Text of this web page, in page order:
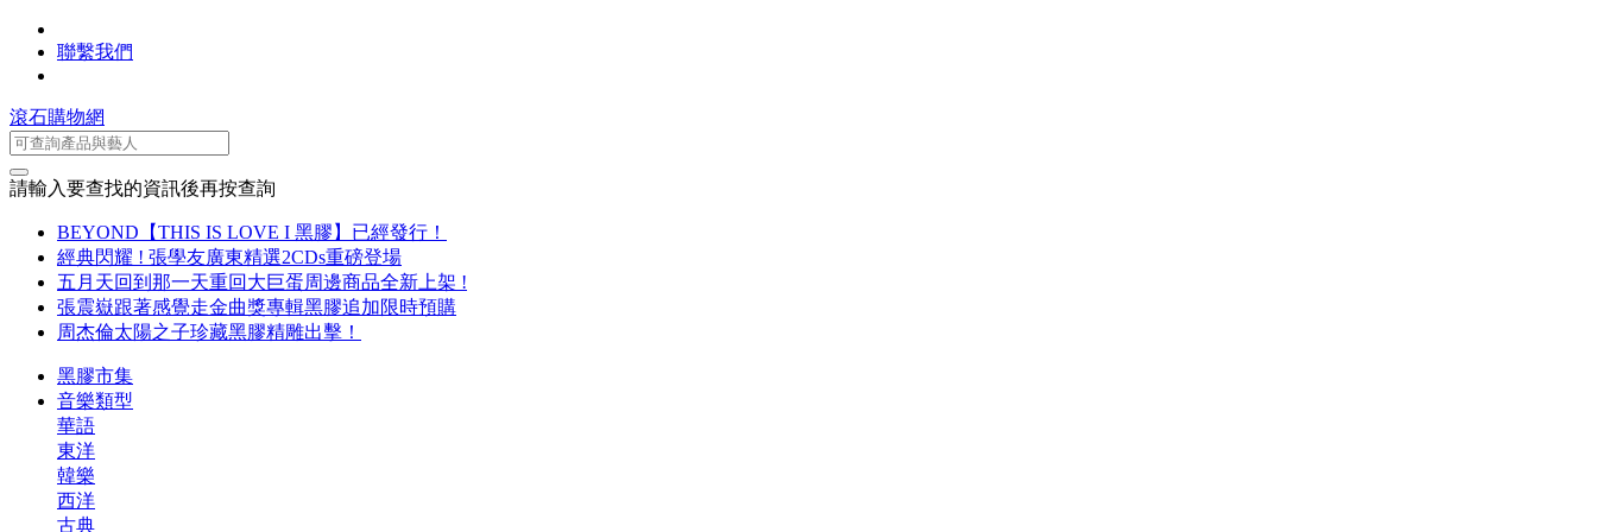
聯繫我們
滾石購物網
請輸入要查找的資訊後再按查詢
BEYOND【THIS IS LOVE I 黑膠】已經發行！
經典閃耀 ! 張學友廣東精選2CDs重磅登場
五月天回到那一天重回大巨蛋周邊商品全新上架 !
張震嶽跟著感覺走金曲獎專輯黑膠追加限時預購
周杰倫太陽之子珍藏黑膠精雕出擊！
黑膠市集
音樂類型
華語
東洋
韓樂
西洋
古典